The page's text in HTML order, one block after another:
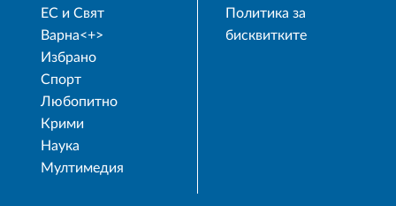
ЕС и Свят
Варна<+>
Избрано
Спорт
Любопитно
Крими
Наука
Мултимедия
Политика за
бисквитките